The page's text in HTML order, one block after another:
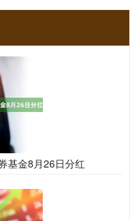
基金8月26日分红